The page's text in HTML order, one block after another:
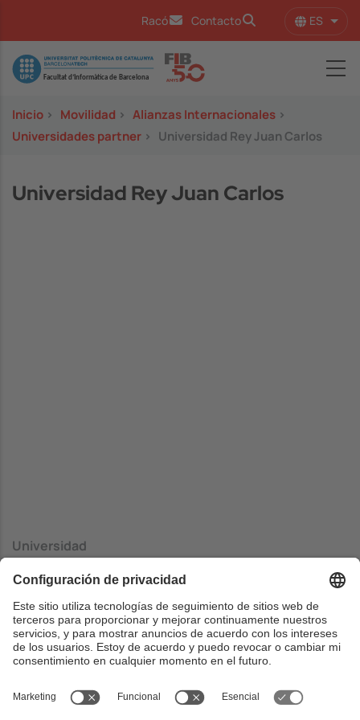
Racó Contacto ES
Image
Inicio > Movilidad > Alianzas Internacionales >
Universidades partner > Universidad Rey Juan Carlos
Universidad Rey Juan Carlos
Universidad
ETS Ingeniería Informática
País
Web